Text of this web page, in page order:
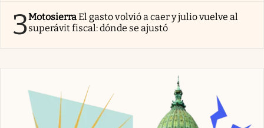
3MotosierraEl gasto volvió a caer y julio vuelve al
superávit fiscal: dónde se ajustó